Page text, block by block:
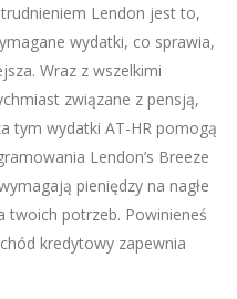
Lendon jest to,
wydatki, co sprawia,
Wraz z wszelkimi
związane z pensją,
tym wydatki AT-HR pomogą
Lendon’s Breeze
pieniędzy na nagłe
twoich potrzeb. Powinieneś
kredytowy zapewnia